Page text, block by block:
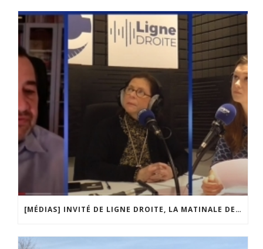
[MÉDIAS] INVITÉ DE LIGNE DROITE, LA MATINALE DE RADIO COURTOISIE